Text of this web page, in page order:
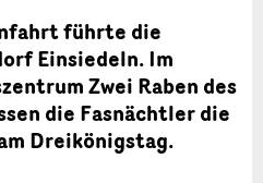
führte die
Einsiedeln. Im
Zwei Raben des
die Fasnächtler die
Dreikönigstag.